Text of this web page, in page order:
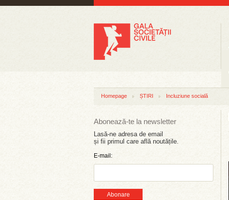
Homepage ȘTIRI Incluziune socială
Abonează-te la newsletter
Lasă-ne adresa de email
și fii primul care află noutățile.
E-mail:
Abonare